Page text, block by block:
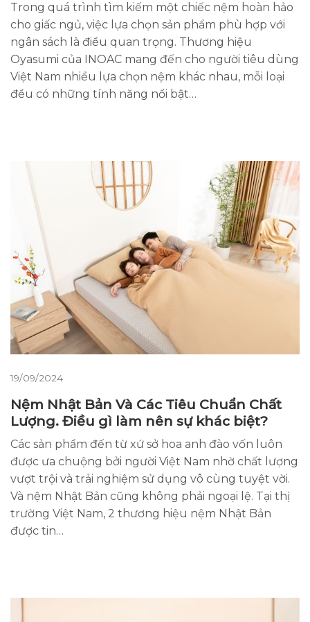
Trong quá trình tìm kiếm một chiếc nệm hoàn hảo
cho giấc ngủ, việc lựa chọn sản phẩm phù hợp với
ngân sách là điều quan trọng. Thương hiệu
Oyasumi của INOAC mang đến cho người tiêu dùng
Việt Nam nhiều lựa chọn nệm khác nhau, mỗi loại
đều có những tính năng nổi bật…
19/09/2024
Nệm Nhật Bản Và Các Tiêu Chuẩn Chất
Lượng. Điều gì làm nên sự khác biệt?
Các sản phẩm đến từ xứ sở hoa anh đào vốn luôn
được ưa chuộng bởi người Việt Nam nhờ chất lượng
vượt trội và trải nghiệm sử dụng vô cùng tuyệt vời.
Và nệm Nhật Bản cũng không phải ngoại lệ. Tại thị
trường Việt Nam, 2 thương hiệu nệm Nhật Bản
được tin…